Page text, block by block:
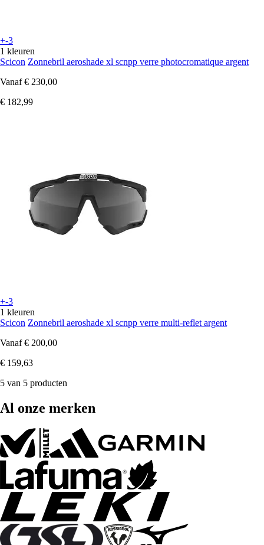
+-3
1 kleuren
Scicon Zonnebril aeroshade xl scnpp verre photocromatique argent
Vanaf € 230,00
€ 182,99
+-3
1 kleuren
Scicon Zonnebril aeroshade xl scnpp verre multi-reflet argent
Vanaf € 200,00
€ 159,63
5 van 5 producten
Al onze merken